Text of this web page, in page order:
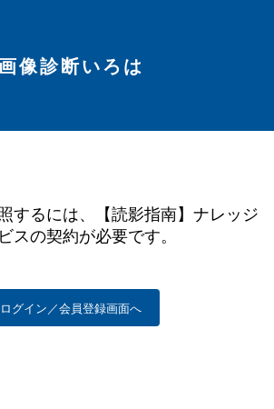
画像診断いろは
するには、【読影指南】ナレッジ
スの契約が必要です。
ログイン／会員登録画面へ